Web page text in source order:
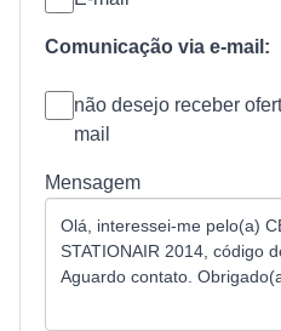
Comunicação via e-mail:
não desejo receber
mail
Mensagem